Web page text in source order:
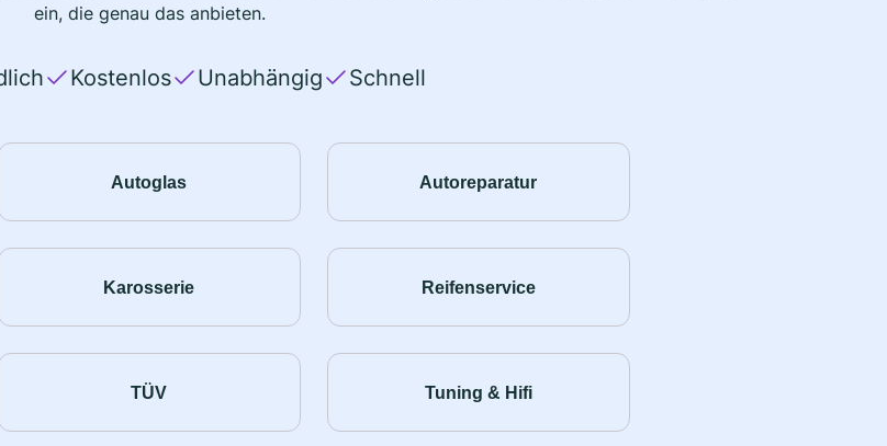
ein, die genau das anbieten.
Kostenlos Unabhängig Schnell
Autoglas Autoreparatur
Karosserie Reifenservice
TÜV Tuning & Hifi